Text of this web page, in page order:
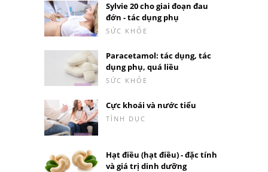
Sylvie 20 cho giai đoạn đau
đớn - tác dụng phụ
SỨC KHỎE
Paracetamol: tác dụng, tác
dụng phụ, quá liều
SỨC KHỎE
Cực khoái và nước tiểu
TÌNH DỤC
Hạt điều (hạt điều) - đặc tính
và giá trị dinh dưỡng